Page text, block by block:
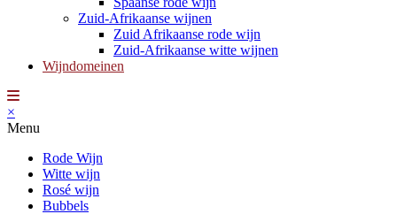
Zuid-Afrikaanse wijnen
Zuid Afrikaanse rode wijn
Zuid-Afrikaanse witte wijnen
Wijndomeinen
×
Menu
Rode Wijn
Witte wijn
Rosé wijn
Bubbels